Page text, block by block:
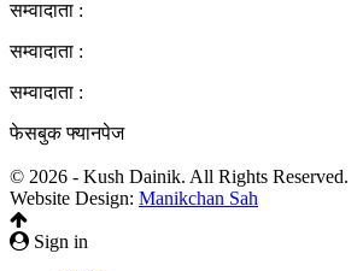
सम्वादाता :
सम्वादाता :
सम्वादाता :
फेसबुक फ्यानपेज
© 2026 - Kush Dainik. All Rights Reserved.
Website Design: Manikchan Sah
Sign in